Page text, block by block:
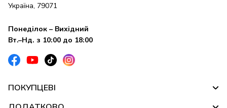
Україна, 79071
Понеділок – Вихідний
Вт.–Нд. з 10:00 до 18:00
ПОКУПЦЕВІ